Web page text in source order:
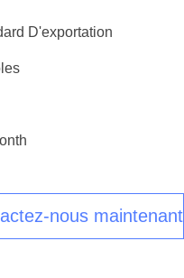
D'exportation
nous maintenant